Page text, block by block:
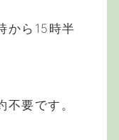
から15時半
要です。